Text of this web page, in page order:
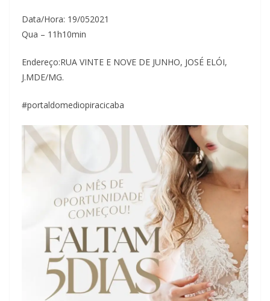
Data/Hora: 19/052021
Qua – 11h10min
Endereço:RUA VINTE E NOVE DE JUNHO, JOSÉ ELÓI,
J.MDE/MG.
#portaldomediopiracicaba